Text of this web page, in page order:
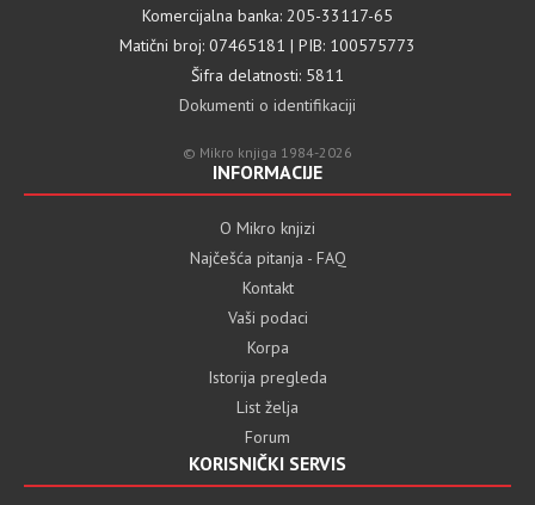
Komercijalna banka: 205-33117-65
Matični broj: 07465181 | PIB: 100575773
Šifra delatnosti: 5811
Dokumenti o identifikaciji
© Mikro knjiga 1984-2026
INFORMACIJE
O Mikro knjizi
Najčešća pitanja - FAQ
Kontakt
Vaši podaci
Korpa
Istorija pregleda
List želja
Forum
KORISNIČKI SERVIS